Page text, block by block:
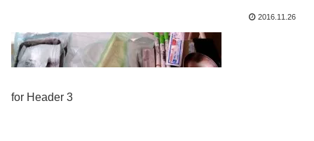
2016.11.26
for Header 3